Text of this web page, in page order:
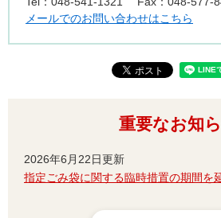
メールでのお問い合わせはこちら
重要なお知
2026年6月22日更新
指定ごみ袋に関する臨時措置の期間を